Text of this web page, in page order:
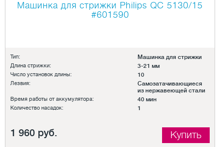
Машинка для стрижки Philips QC 5130/15
#601590
Тип: Машинка для стрижки
Длина стрижки: 3-21 мм
Число установок длины: 10
Лезвия:
Самозатачивающиеся
из нержавеющей стали
Время работы от аккумулятора: 40 мин
Количество насадок: 1
1 960 руб. Купить